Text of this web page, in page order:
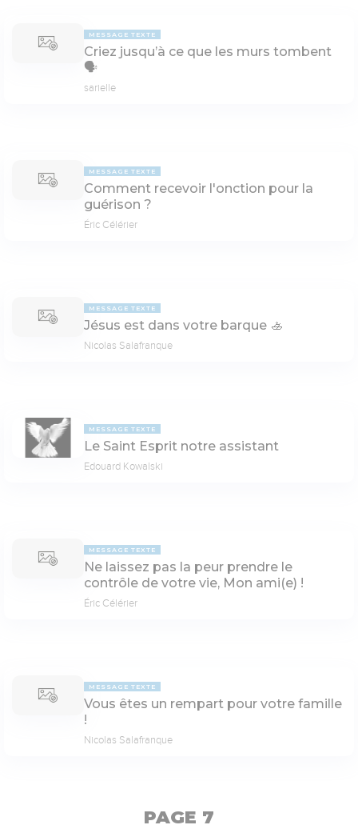
MESSAGE TEXTE
Criez jusqu’à ce que les murs tombent
🗣
sarielle
MESSAGE TEXTE
Comment recevoir l'onction pour la
guérison ?
Éric Célérier
MESSAGE TEXTE
Jésus est dans votre barque 🚣
Nicolas Salafranque
MESSAGE TEXTE
Le Saint Esprit notre assistant
Edouard Kowalski
MESSAGE TEXTE
Ne laissez pas la peur prendre le
contrôle de votre vie, Mon ami(e) !
Éric Célérier
MESSAGE TEXTE
Vous êtes un rempart pour votre famille
!
Nicolas Salafranque
PAGE 7